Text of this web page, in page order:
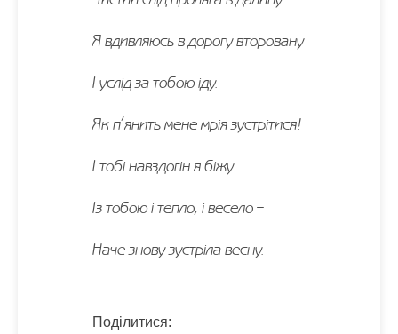
Я вдивляюсь в дорогу второвану
І услід за тобою іду.
Як п’янить мене мрія зустрітися!
І тобі навздогін я біжу.
Із тобою і тепло, і весело –
Наче знову зустріла весну.
Поділитися: